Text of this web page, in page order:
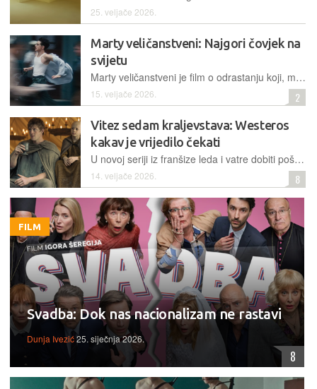
25. veljače 2026.
Marty veličanstveni: Najgori čovjek na
svijetu
Marty veličanstveni je film o odrastanju koji, maskiran u sportsku dramu, napada osjetila, nasmijava i rastužuje, a na trenutke si dopušta i da potpuno izmakne kontroli
15. veljače 2026. 2
Vitez sedam kraljevstava: Westeros
kakav je vrijedilo čekati
U novoj seriji iz franšize leda i vatre dobiti poštenje i ostati odan vrijednije je od bilo kojeg prijestolja
14. veljače 2026. 8
FILM
Svadba: Dok nas nacionalizam ne rastavi
Dunja Ivezić25. siječnja 2026.
8